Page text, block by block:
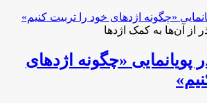
از آن‌ها به کمک اژدها
پویانمایی «چگونه اژدهای